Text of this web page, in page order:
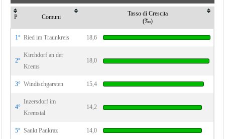
P Comuni
Tasso di Crescita
(‰)
1° Ried im Traunkreis 18,6
2°
Kirchdorf an der
Krems
18,0
3° Windischgarsten 15,4
4°
Inzersdorf im
Kremstal
14,2
5° Sankt Pankraz 14,0